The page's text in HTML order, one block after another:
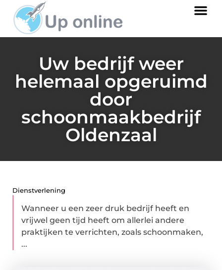
Uw bedrijf weer
helemaal opgeruimd
door
schoonmaakbedrijf
Oldenzaal
Dienstverlening
Wanneer u een zeer druk bedrijf heeft en
vrijwel geen tijd heeft om allerlei andere
praktijken te verrichten, zoals schoonmaken,
...